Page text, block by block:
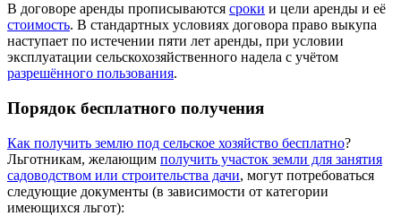
В договоре аренды прописываются сроки и цели аренды и её
стоимость. В стандартных условиях договора право выкупа
наступает по истечении пяти лет аренды, при условии
эксплуатации сельскохозяйственного надела с учётом
разрешённого пользования.
Порядок бесплатного получения
Как получить землю под сельское хозяйство бесплатно?
Льготникам, желающим получить участок земли для занятия
садоводством или строительства дачи, могут потребоваться
следующие документы (в зависимости от категории
имеющихся льгот):